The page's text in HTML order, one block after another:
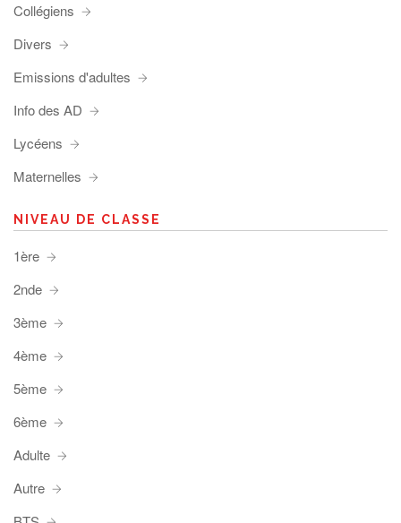
Collégiens
Divers
Emissions d'adultes
Info des AD
Lycéens
Maternelles
NIVEAU DE CLASSE
1ère
2nde
3ème
4ème
5ème
6ème
Adulte
Autre